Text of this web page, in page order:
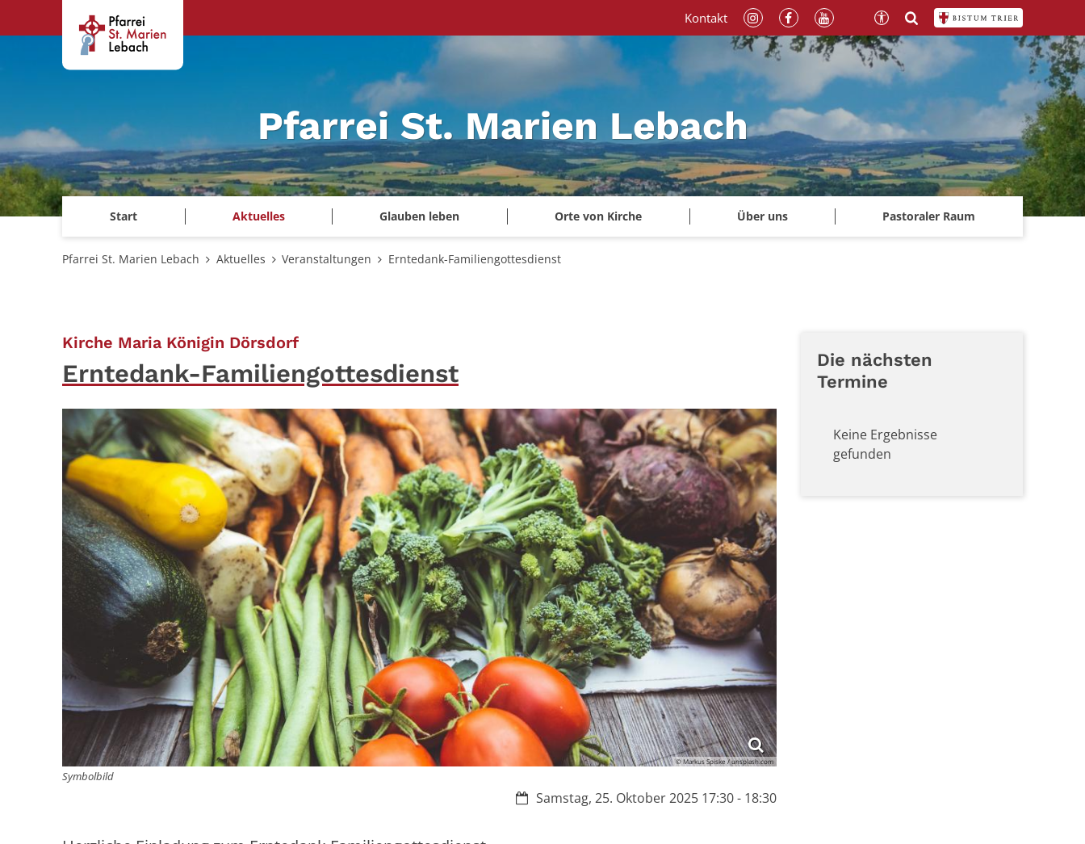
Pfarrei St. Marien Lebach
Start Aktuelles Glauben leben Orte von Kirche Über uns Pastoraler Raum
Kontakt
Pfarrei St. Marien Lebach Aktuelles Veranstaltungen Erntedank-Familiengottesdienst
Kirche Maria Königin Dörsdorf:
Erntedank-Familiengottesdienst
© Markus Spiske / unsplash.com
Symbolbild
Datum:
Samstag, 25. Oktober 2025 17:30 - 18:30
Die nächsten
Termine
Keine Ergebnisse
gefunden